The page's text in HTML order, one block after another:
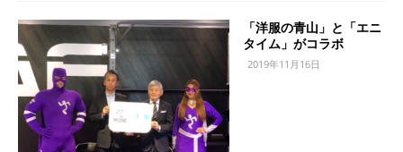
「洋服の青山」と「エニ
タイム」がコラボ
2019年11月16日